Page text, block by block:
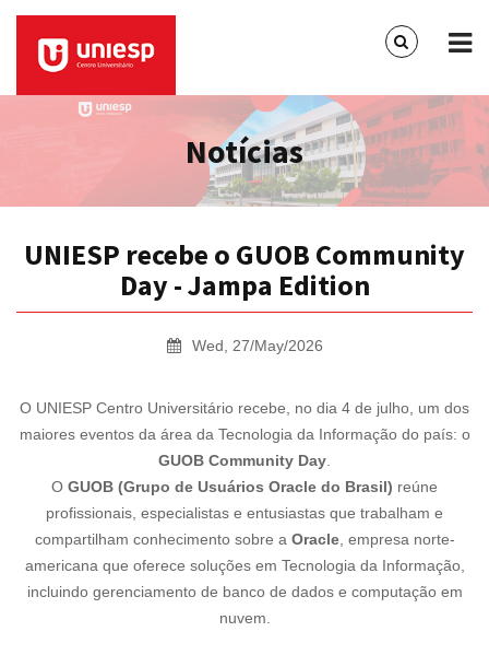
Notícias
UNIESP recebe o GUOB Community
Day - Jampa Edition
Wed, 27/May/2026
O UNIESP Centro Universitário recebe, no dia 4 de julho, um dos
maiores eventos da área da Tecnologia da Informação do país: o
GUOB Community Day
O GUOB (Grupo de Usuários Oracle do Brasil) reúne
profissionais, especialistas e entusiastas que trabalham e
compartilham conhecimento sobre a Oracle, empresa norte-
americana que oferece soluções em Tecnologia da Informação,
incluindo gerenciamento de banco de dados e computação em
nuvem.